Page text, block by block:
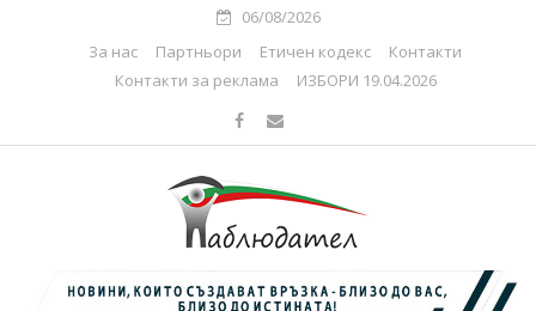
06/08/2026
За нас
Партньори Етичен кодекс
Контакти
Контакти за реклама
ИЗБОРИ 19.04.2026